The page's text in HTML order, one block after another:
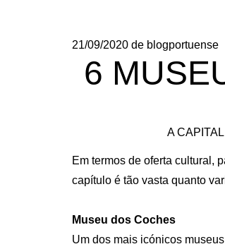
21/09/2020 de blogportuense
6
A
Em termos de oferta cultural,
capítulo é tão vasta quanto
Museu dos Coches
Um dos mais icónicos